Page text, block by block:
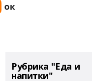
Рубрика "Еда и
напитки"